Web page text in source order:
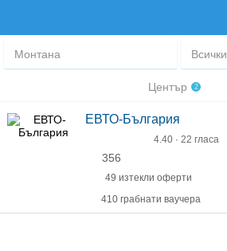
Монтана Всички
Център 2
ЕВТО-България
4.40 · 22 гласа
356
49 изтекли оферти
410 грабнати ваучера